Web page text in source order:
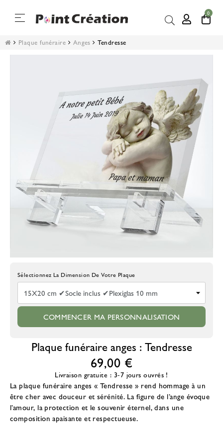
Basculer
navigation
☰ 0
Plaque funéraire Anges Tendresse
Choisissez La Taille De La Plaque
COMMENCER MA PERSONNALISATION
Plaque funéraire anges : Tendresse
69,00 €
Livraison gratuite : 3-7 jours ouvrés !
La plaque funéraire anges « Tendresse » rend hommage à un
être cher avec douceur et sérénité. La figure de l’ange évoque
l’amour, la protection et le souvenir éternel, dans une
composition apaisante et respectueuse.